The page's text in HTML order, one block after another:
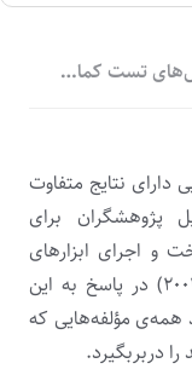
تست کمال‌گرایی
نتایج متفاوت
پژوهشگران برای
و اجرای ابزارهای
متنوع توصیه کرده‌اند. هیل و همکاران (۲۰۰۴) در پاسخ به این
همه‌ی مؤلفه‌هایی که
دربربگیرد.